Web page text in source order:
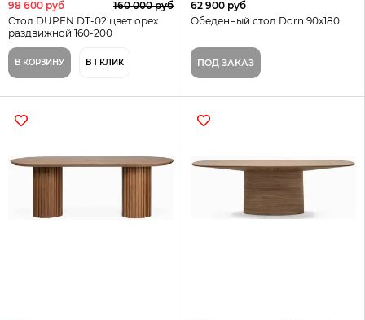
98 600 руб
160 000 руб
Cтол DUPEN DT-02 цвет орех
раздвижной 160-200
В КОРЗИНУ В 1 КЛИК
62 900 руб
Обеденный стол Dorn 90х180
ПОД ЗАКАЗ